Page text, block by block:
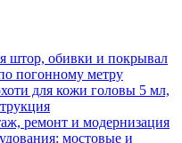
штор, обивки и покрывал
погонному метру
для кожи головы 5 мл,
ремонт и модернизация
мостовые и